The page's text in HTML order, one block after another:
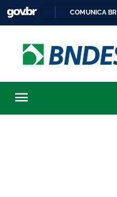
COMUNICA BR